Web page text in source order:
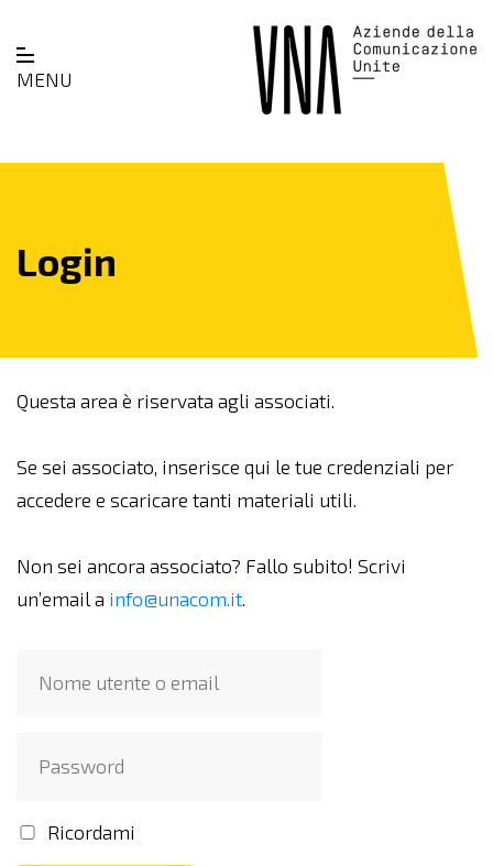
MENU
Login
Questa area è riservata agli associati.
Se sei associato, inserisce qui le tue credenziali per
accedere e scaricare tanti materiali utili.
Non sei ancora associato? Fallo subito! Scrivi
un’email a info@unacom.it.
Ricordami